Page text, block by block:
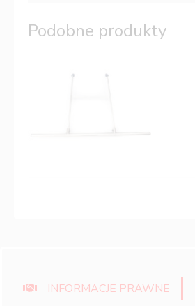
Podobne produkty
INFORMACJE PRAWNE